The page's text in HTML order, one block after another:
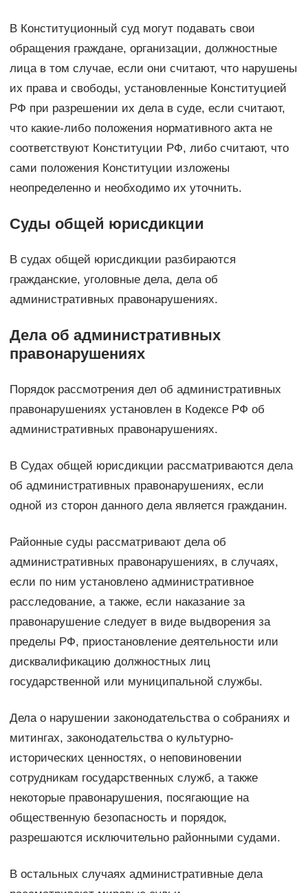
В Конституционный суд могут подавать свои
обращения граждане, организации, должностные
лица в том случае, если они считают, что нарушены
их права и свободы, установленные Конституцией
РФ при разрешении их дела в суде, если считают,
что какие-либо положения нормативного акта не
соответствуют Конституции РФ, либо считают, что
сами положения Конституции изложены
неопределенно и необходимо их уточнить.
Суды общей юрисдикции
В судах общей юрисдикции разбираются
гражданские, уголовные дела, дела об
административных правонарушениях.
Дела об административных
правонарушениях
Порядок рассмотрения дел об административных
правонарушениях установлен в Кодексе РФ об
административных правонарушениях.
В Судах общей юрисдикции рассматриваются дела
об административных правонарушениях, если
одной из сторон данного дела является гражданин.
Районные суды рассматривают дела об
административных правонарушениях, в случаях,
если по ним установлено административное
расследование, а также, если наказание за
правонарушение следует в виде выдворения за
пределы РФ, приостановление деятельности или
дисквалификацию должностных лиц
государственной или муниципальной службы.
Дела о нарушении законодательства о собраниях и
митингах, законодательства о культурно-
исторических ценностях, о неповиновении
сотрудникам государственных служб, а также
некоторые правонарушения, посягающие на
общественную безопасность и порядок,
разрешаются исключительно районными судами.
В остальных случаях административные дела